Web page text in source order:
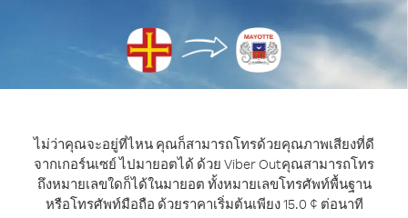
ไม่ว่าคุณจะอยู่ที่ไหน คุณก็สามารถโทรด้วยคุณภาพเสียงที่ดี
จากเกอร์นเซย์ ไปมายอตได้ ด้วย Viber Outคุณสามารถโทร
ถึงหมายเลขใดก็ได้ในมายอต ทั้งหมายเลขโทรศัพท์พื้นฐาน
หรือโทรศัพท์มือถือ ด้วยราคาเริ่มต้นเพียง 15.0 ¢ ต่อนาที